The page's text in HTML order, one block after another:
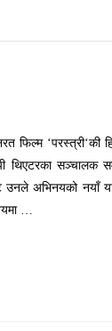
फिल्म ‘परस्त्री‘की
थिएटरका सञ्चालक
अभिनयको नयाँ
…